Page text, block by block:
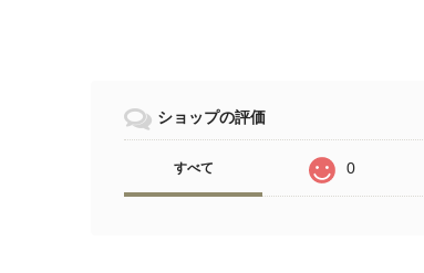
ショップの評価
すべて 0